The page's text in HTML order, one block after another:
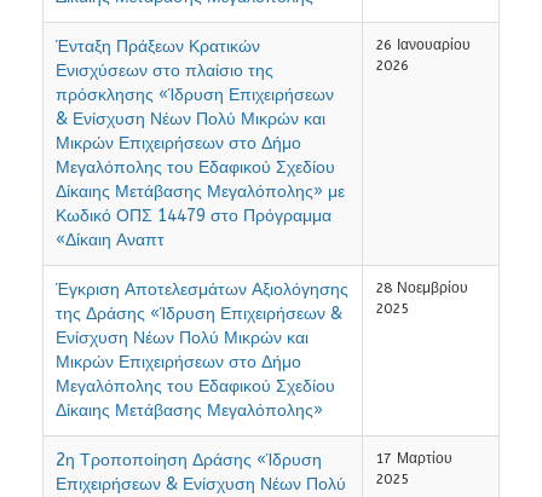
Ένταξη Πράξεων Κρατικών
Ενισχύσεων στο πλαίσιο της
πρόσκλησης «Ίδρυση Επιχειρήσεων
& Ενίσχυση Νέων Πολύ Μικρών και
Μικρών Επιχειρήσεων στο Δήμο
Μεγαλόπολης του Εδαφικού Σχεδίου
Δίκαιης Μετάβασης Μεγαλόπολης» με
Κωδικό ΟΠΣ 14479 στο Πρόγραμμα
«Δίκαιη Αναπτ
26 Ιανουαρίου
2026
Έγκριση Αποτελεσμάτων Αξιολόγησης
της Δράσης «Ίδρυση Επιχειρήσεων &
Ενίσχυση Νέων Πολύ Μικρών και
Μικρών Επιχειρήσεων στο Δήμο
Μεγαλόπολης του Εδαφικού Σχεδίου
Δίκαιης Μετάβασης Μεγαλόπολης»
28 Νοεμβρίου
2025
2η Τροποποίηση Δράσης «Ίδρυση
Επιχειρήσεων & Ενίσχυση Νέων Πολύ
17 Μαρτίου
2025